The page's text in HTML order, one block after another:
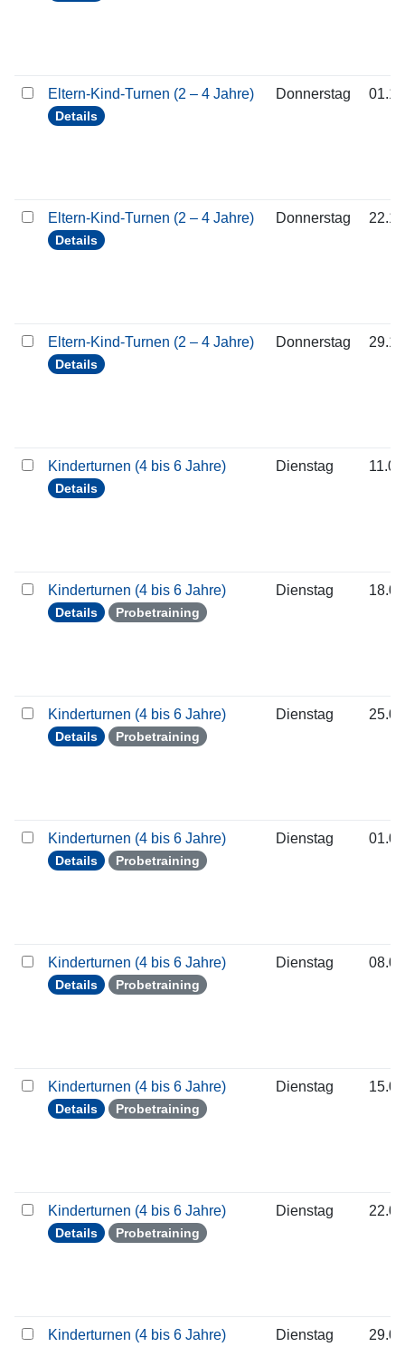
Eltern-Kind-Turnen (2 – 4 Jahre)
Details
Donnerstag
Eltern-Kind-Turnen (2 – 4 Jahre)
Details
Donnerstag
Eltern-Kind-Turnen (2 – 4 Jahre)
Details
Donnerstag
Kinderturnen (4 bis 6 Jahre)
Details
Dienstag
Kinderturnen (4 bis 6 Jahre)
Details Probetraining
Dienstag
Kinderturnen (4 bis 6 Jahre)
Details Probetraining
Dienstag
Kinderturnen (4 bis 6 Jahre)
Details Probetraining
Dienstag
Kinderturnen (4 bis 6 Jahre)
Details Probetraining
Dienstag
Kinderturnen (4 bis 6 Jahre)
Details Probetraining
Dienstag
Kinderturnen (4 bis 6 Jahre)
Details Probetraining
Dienstag
Kinderturnen (4 bis 6 Jahre) Dienstag